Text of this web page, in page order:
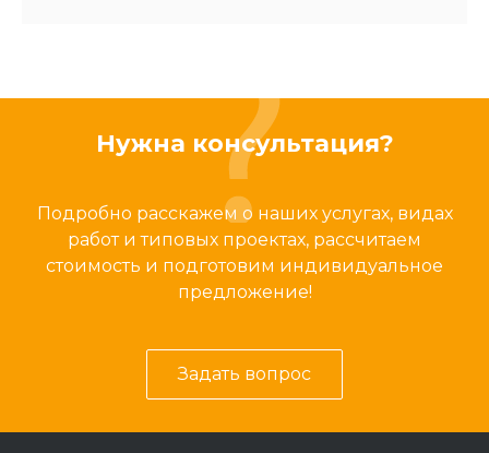
Нужна консультация?
Подробно расскажем о наших услугах, видах
работ и типовых проектах, рассчитаем
стоимость и подготовим индивидуальное
предложение!
Задать вопрос